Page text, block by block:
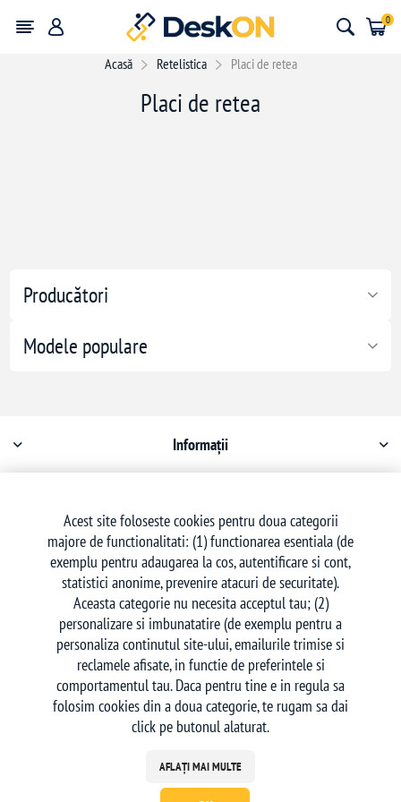
0
Acasă Retelistica Placi de retea
Producători
Modele populare
Placi de retea
Informații
Serviciu clienți
Urmăriți-ne
Acest site foloseste cookies pentru doua categorii
majore de functionalitati: (1) functionarea esentiala (de
exemplu pentru adaugarea la cos, autentificare si cont,
statistici anonime, prevenire atacuri de securitate).
Aceasta categorie nu necesita acceptul tau; (2)
personalizare si imbunatatire (de exemplu pentru a
personaliza continutul site-ului, emailurile trimise si
reclamele afisate, in functie de preferintele si
comportamentul tau. Daca pentru tine e in regula sa
folosim cookies din a doua categorie, te rugam sa dai
click pe butonul alaturat.
AFLAȚI MAI MULTE